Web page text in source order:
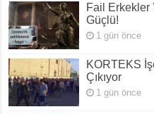
Fail Erkekler
Güçlü!
1 gün önce
KORTEKS
Çıkıyor
1 gün önce